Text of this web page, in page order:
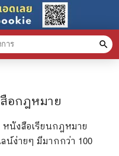
อกฎหมาย
นังสือเรียนกฎหมาย
น์ง่ายๆ มีมากกว่า 100
search